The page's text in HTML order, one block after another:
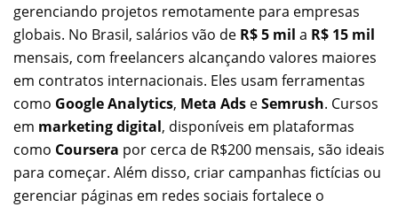
gerenciando projetos remotamente para empresas
globais. No Brasil, salários vão de R$ 5 mil a R$ 15 mil
mensais, com freelancers alcançando valores maiores
em contratos internacionais. Eles usam ferramentas
como Google Analytics, Meta Ads eSemrush. Cursos
em marketing digital, disponíveis em plataformas
como Coursera por cerca de R$200 mensais, são ideais
para começar. Além disso, criar campanhas fictícias ou
gerenciar páginas em redes sociais fortalece o